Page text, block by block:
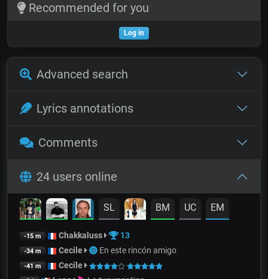
Recommended for you
Log in
Advanced search
Lyrics annotations
Comments
24 users online
SL BM UC EM
-15 m Chakkaluss 13
-34 m Cecile En este rincón amigo
-41 m Cecile